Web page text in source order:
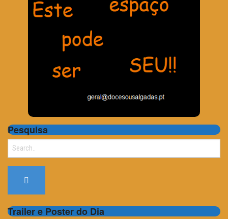
Pesquisa
Search
Trailer e Poster do Dia